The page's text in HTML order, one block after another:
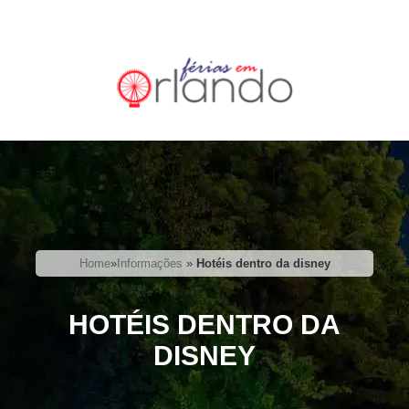
Home»Informações » Hotéis dentro da disney
HOTÉIS DENTRO DA
DISNEY